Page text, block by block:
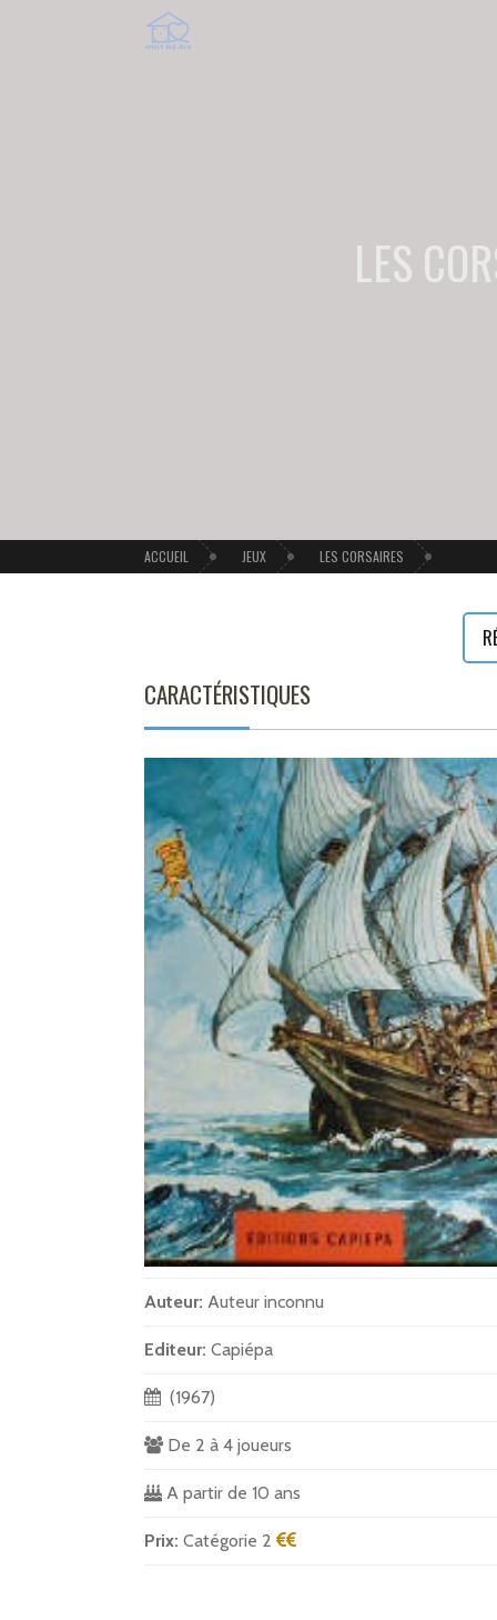
LES
ACCUEIL JEUX LES CORSAIRES
CARACTÉRISTIQUES
Auteur: Auteur inconnu
Editeur: Capiépa
(1967)
De 2 à 4 joueurs
A partir de 10 ans
Prix: Catégorie 2